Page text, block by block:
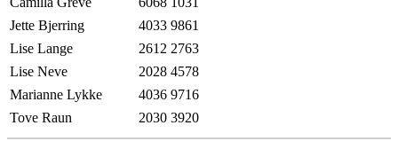
Jette Bjerring
4033 9861
Lise Lange
2612 2763
Lise Neve
2028 4578
Marianne Lykke
4036 9716
Tove Raun
2030 3920